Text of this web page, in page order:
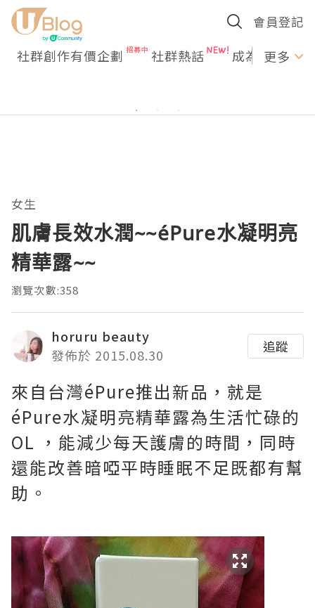
會員登記
社群創作有價企劃 社群熱話 成為U更多
女生
肌膚長效水潤~~éPure水凝明亮
精華露~~
瀏覽次數:358
horuru beauty
發佈於 2015.08.30
追蹤
來自台灣éPure推出新品，就是
éPure水凝明亮精華露為生活忙碌的
OL ，能減少每天護膚的時間，同時
還能改善暗啞平時睡眠不足既都有幫
助。